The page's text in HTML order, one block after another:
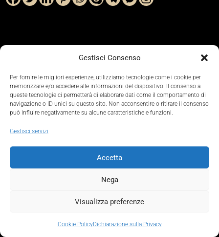
Gestisci Consenso
Per fornire le migliori esperienze, utilizziamo tecnologie come i cookie per
memorizzare e/o accedere alle informazioni del dispositivo. Il consenso a
queste tecnologie ci permetterà di elaborare dati come il comportamento di
navigazione o ID unici su questo sito. Non acconsentire o ritirare il consenso
può influire negativamente su alcune caratteristiche e funzioni.
Gestisci servizi
Accetta
Nega
Visualizza preferenze
Cookie PolicyDichiarazione sulla Privacy
© 2026 Beulcke+Partners srl – Partita Iva 10537730961 –